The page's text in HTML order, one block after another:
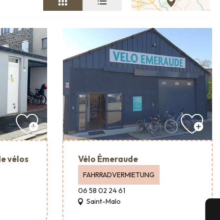
vélos Vélo Émeraude
FAHRRADVERMIETUNG
06 58 02 24 61
Saint-Malo